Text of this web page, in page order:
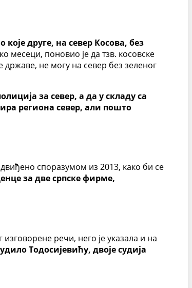
друге, на север Косова, без
месеци, поновио је да тзв. косовске
не могу на север без зеленог
за север, а да у складу са
региона север, али пошто
споразумом из 2013, како би се
за две српске фирме,
речи, него је указала и на
Тодосијевићу, двоје судија